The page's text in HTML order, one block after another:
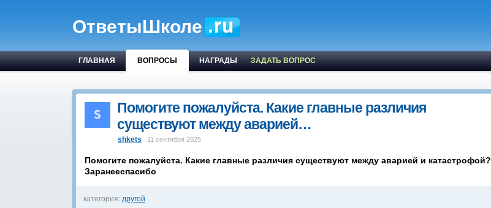
ОтветыШколе
ГЛАВНАЯ ВОПРОСЫ НАГРАДЫ ЗАДАТЬ ВОПРОС
Помогите пожалуйста. Какие главные различия
существуют между аварией…
shkets 11 сентября 2025
Помогите пожалуйста. Какие главные различия существуют между аварией и катастрофой?
Заранееспасибо
категория: другой